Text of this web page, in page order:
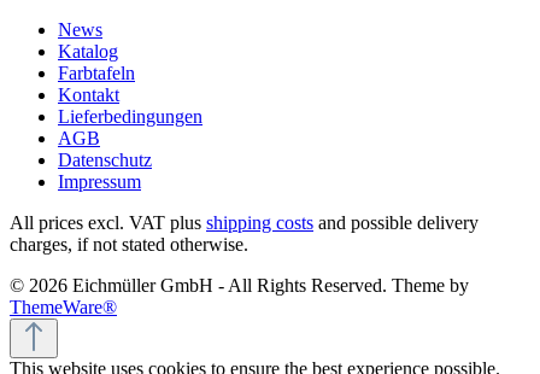
News
Katalog
Farbtafeln
Kontakt
Lieferbedingungen
AGB
Datenschutz
Impressum
All prices excl. VAT plus shipping costs and possible delivery
charges, if not stated otherwise.
© 2026 Eichmüller GmbH - All Rights Reserved. Theme by
ThemeWare®
This website uses cookies to ensure the best experience possible.